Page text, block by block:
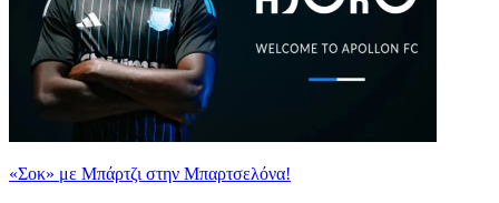
«Σοκ» με Μπάρτζι στην Μπαρτσελόνα!